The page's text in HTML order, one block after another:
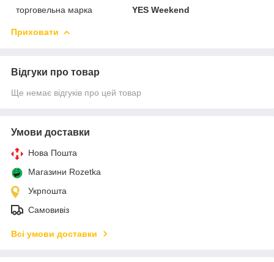
торговельна марка
YES Weekend
Приховати
Відгуки про товар
Ще немає відгуків про цей товар
Умови доставки
Нова Пошта
Магазини Rozetka
Укрпошта
Самовивіз
Всі умови доставки